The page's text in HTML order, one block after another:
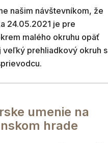
našim návštevníkom, že
24.05.2021 je pre
malého okruhu opäť
veľký prehliadkový okruh s
umenie na
hrade